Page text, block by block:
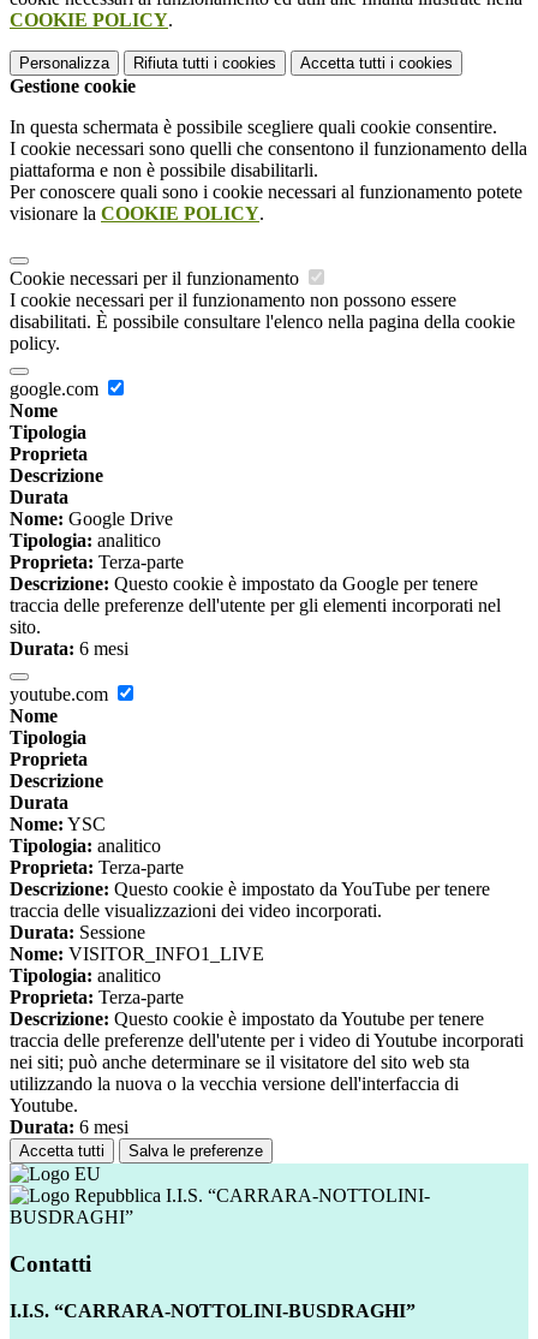
COOKIE POLICY.
Personalizza Rifiuta tutti i cookies Accetta tutti i cookies
Gestione cookie
In questa schermata è possibile scegliere quali cookie consentire.
I cookie necessari sono quelli che consentono il funzionamento della
piattaforma e non è possibile disabilitarli.
Per conoscere quali sono i cookie necessari al funzionamento potete
visionare la COOKIE POLICY.
Cookie necessari per il funzionamento
I cookie necessari per il funzionamento non possono essere
disabilitati. È possibile consultare l'elenco nella pagina della cookie
policy.
google.com
Nome
Tipologia
Proprieta
Descrizione
Durata
Nome: Google Drive
Tipologia: analitico
Proprieta: Terza-parte
Descrizione: Questo cookie è impostato da Google per tenere
traccia delle preferenze dell'utente per gli elementi incorporati nel
sito.
Durata: 6 mesi
youtube.com
Nome
Tipologia
Proprieta
Descrizione
Durata
Nome: YSC
Tipologia: analitico
Proprieta: Terza-parte
Descrizione: Questo cookie è impostato da YouTube per tenere
traccia delle visualizzazioni dei video incorporati.
Durata: Sessione
Nome: VISITOR_INFO1_LIVE
Tipologia: analitico
Proprieta: Terza-parte
Descrizione: Questo cookie è impostato da Youtube per tenere
traccia delle preferenze dell'utente per i video di Youtube incorporati
nei siti; può anche determinare se il visitatore del sito web sta
utilizzando la nuova o la vecchia versione dell'interfaccia di
Youtube.
Durata: 6 mesi
Accetta tutti Salva le preferenze
I.I.S. “CARRARA-NOTTOLINI-
BUSDRAGHI”
Contatti
I.I.S. “CARRARA-NOTTOLINI-BUSDRAGHI”